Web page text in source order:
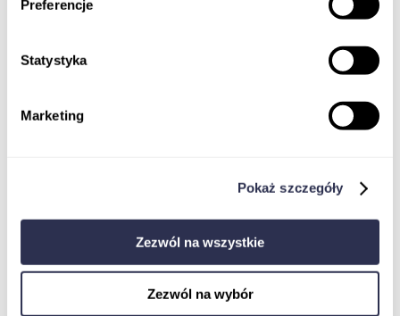
Preferencje
Statystyka
Marketing
Pokaż szczegóły
Zezwól na wszystkie
Zezwól na wybór
Komisja Bioetyczna w procesie rejestracji
badania klinicznego wyrobu medycznego
Pharmacovigilance